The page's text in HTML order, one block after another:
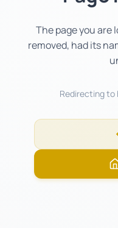
The page you are
removed, had its
Redirecting to